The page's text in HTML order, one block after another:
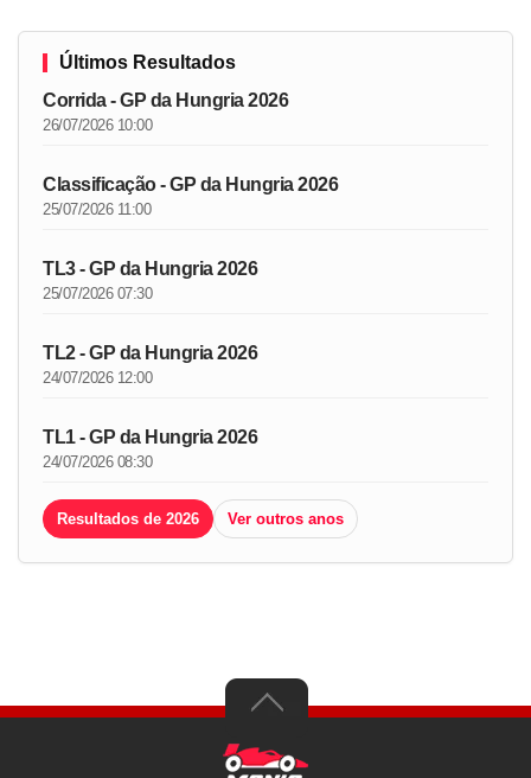
Últimos Resultados
Corrida - GP da Hungria 2026
26/07/2026 10:00
Classificação - GP da Hungria 2026
25/07/2026 11:00
TL3 - GP da Hungria 2026
25/07/2026 07:30
TL2 - GP da Hungria 2026
24/07/2026 12:00
TL1 - GP da Hungria 2026
24/07/2026 08:30
Resultados de 2026 Ver outros anos